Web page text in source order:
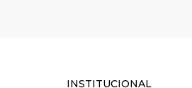
INSTITUCIONAL